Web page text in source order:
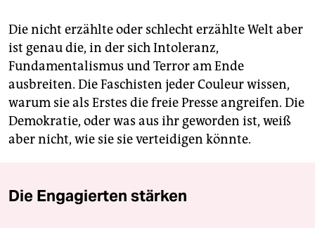
Die nicht erzählte oder schlecht erzählte Welt aber
ist genau die, in der sich Intoleranz,
Fundamentalismus und Terror am Ende
ausbreiten. Die Faschisten jeder Couleur wissen,
warum sie als Erstes die freie Presse angreifen. Die
Demokratie, oder was aus ihr geworden ist, weiß
aber nicht, wie sie sie verteidigen könnte.
Die Engagierten stärken